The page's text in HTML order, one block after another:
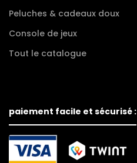
Peluches & cadeaux doux
Console de jeux
Tout le catalogue
paiement facile et sécurisé :